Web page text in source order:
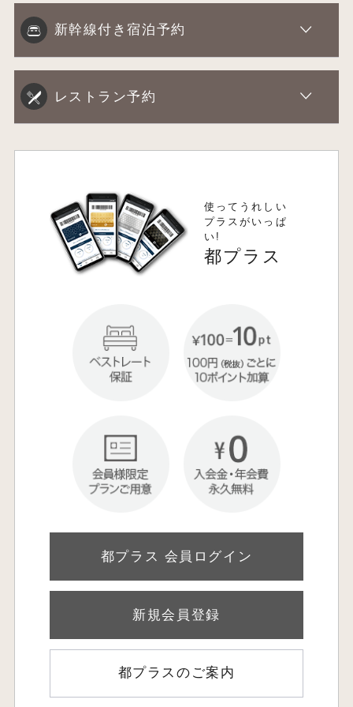
新幹線付き宿泊予約
レストラン予約
使ってうれしい
プラスがいっぱ
い!
都プラス
都プラス 会員ログイン
新規会員登録
都プラスのご案内